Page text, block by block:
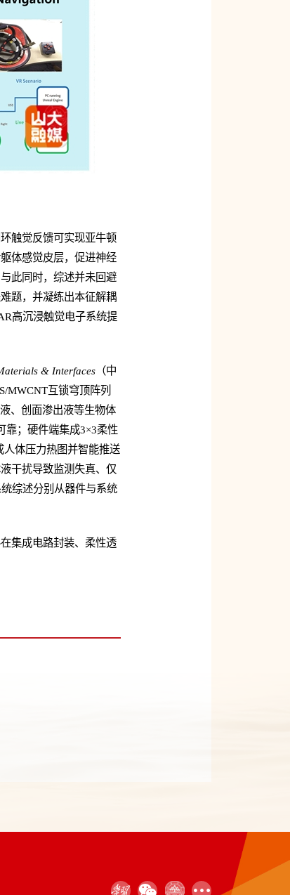
触觉反馈可实现亚牛顿
体感觉皮层，促进神经
此同时，综述并未回避
题，并凝练出本征解耦
高沉浸触觉电子系统提
& Interfaces （中
MWCNT互锁穹顶阵列
、创面渗出液等生物体
靠；硬件端集成3×3柔性
体压力热图并智能推送
干扰导致监测失真、仅
综述分别从器件与系统
集成电路封装、柔性透